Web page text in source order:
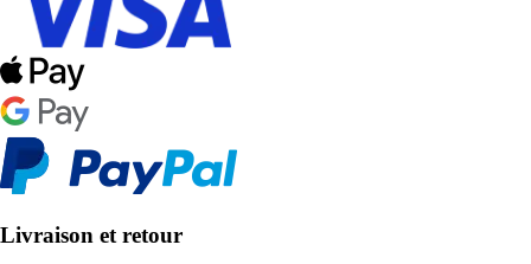
Livraison et retour